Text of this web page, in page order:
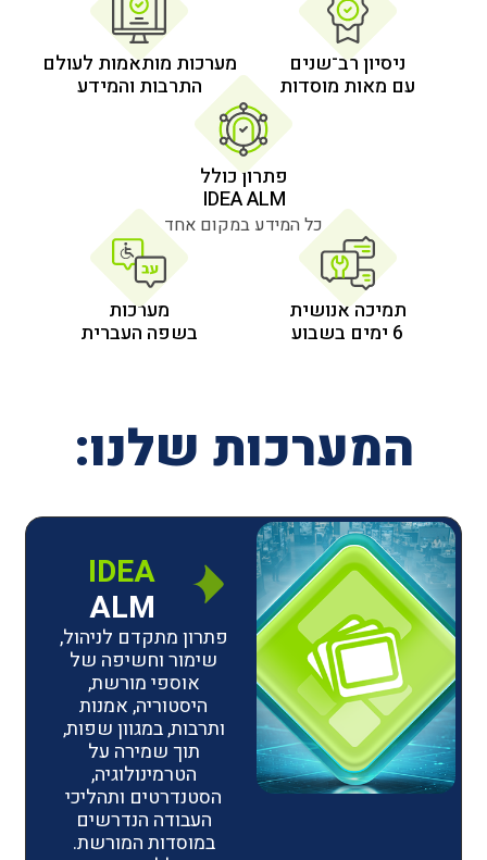
מוסדות
מערכות מותאמות לעולם
התרבות והמידע
כל המידע במקום אחד
מערכות
בשפה העברית
שלנו:
IDEA
ALM
פתרון מתקדם לניהול,
שימור וחשיפה של
אוספי מורשת,
היסטוריה, אמנות
ותרבות, במגוון שפות,
תוך שמירה על
הטרמינולוגיה,
הסטנדרטים ותהליכי
העבודה הנדרשים
במוסדות המורשת.